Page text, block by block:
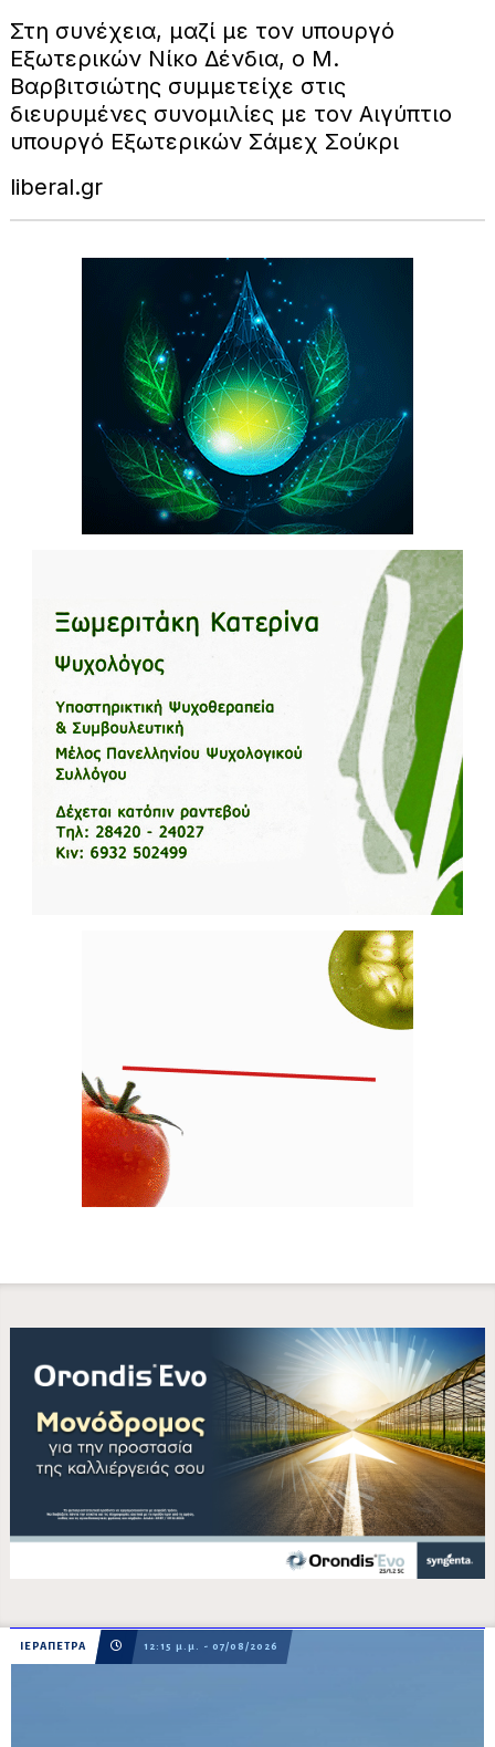
Στη συνέχεια, μαζί με τον υπουργό
Εξωτερικών Νίκο Δένδια, ο Μ.
Βαρβιτσιώτης συμμετείχε στις
διευρυμένες συνομιλίες με τον Αιγύπτιο
υπουργό Εξωτερικών Σάμεχ Σούκρι
liberal.gr
ΙΕΡΑΠΕΤΡΑ 12:15 μ.μ. - 07/08/2026